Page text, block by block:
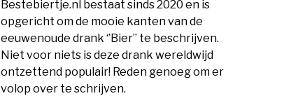
Bestebiertje.nl bestaat sinds 2020 en is
opgericht om de mooie kanten van de
eeuwenoude drank ‘’Bier’’ te beschrijven.
Niet voor niets is deze drank wereldwijd
ontzettend populair! Reden genoeg om er
volop over te schrijven.